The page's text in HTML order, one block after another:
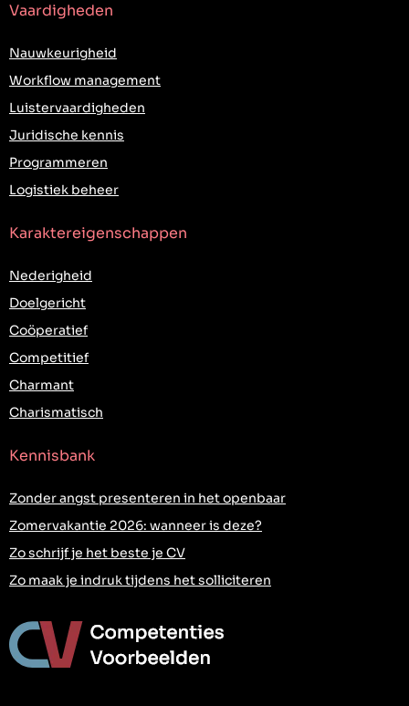
Vaardigheden
Nauwkeurigheid
Workflow management
Luistervaardigheden
Juridische kennis
Programmeren
Logistiek beheer
Karaktereigenschappen
Nederigheid
Doelgericht
Coöperatief
Competitief
Charmant
Charismatisch
Kennisbank
Zonder angst presenteren in het openbaar
Zomervakantie 2026: wanneer is deze?
Zo schrijf je het beste je CV
Zo maak je indruk tijdens het solliciteren